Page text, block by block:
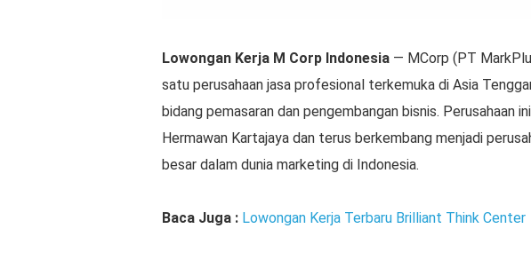
Lowongan Kerja M Corp Indonesia — MCorp (PT
satu perusahaan jasa profesional terkemuka di Asia
bidang pemasaran dan pengembangan bisnis. Perusahaan
Hermawan Kartajaya dan terus berkembang menjadi
besar dalam dunia marketing di Indonesia.
Baca Juga : Lowongan Kerja Terbaru Brilliant Think Center